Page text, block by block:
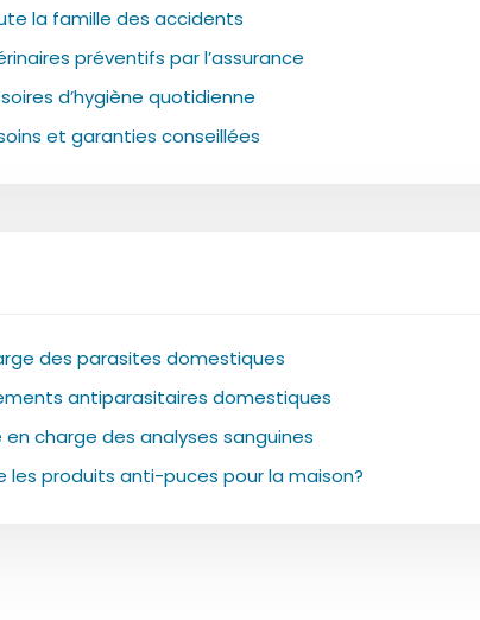
la famille des accidents
préventifs par l’assurance
d’hygiène quotidienne
et garanties conseillées
des parasites domestiques
antiparasitaires domestiques
charge des analyses sanguines
les produits anti-puces pour la maison?